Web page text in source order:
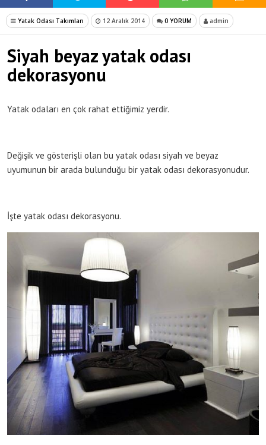
Yatak Odası Takımları 12 Aralık 2014 0 YORUM admin
Siyah beyaz yatak odası
dekorasyonu
Yatak odaları en çok rahat ettiğimiz yerdir.
Değişik ve gösterişli olan bu yatak odası siyah ve beyaz
uyumunun bir arada bulunduğu bir yatak odası dekorasyonudur.
İşte yatak odası dekorasyonu.